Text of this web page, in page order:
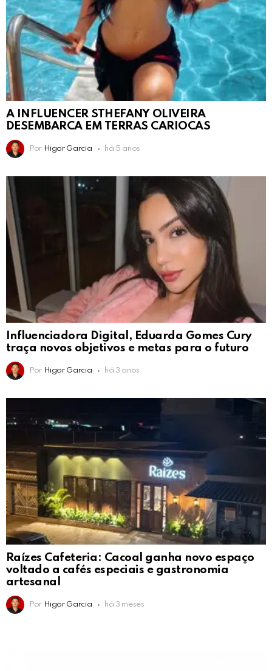
A INFLUENCER STHEFANY OLIVEIRA
DESEMBARCA EM TERRAS CARIOCAS
Por Higor Garcia há 5 anos
Influenciadora Digital, Eduarda Gomes Cury
traça novos objetivos e metas para o futuro
Por Higor Garcia há 3 anos
Raízes Cafeteria: Cacoal ganha novo espaço
voltado a cafés especiais e gastronomia
artesanal
Por Higor Garcia há 3 meses